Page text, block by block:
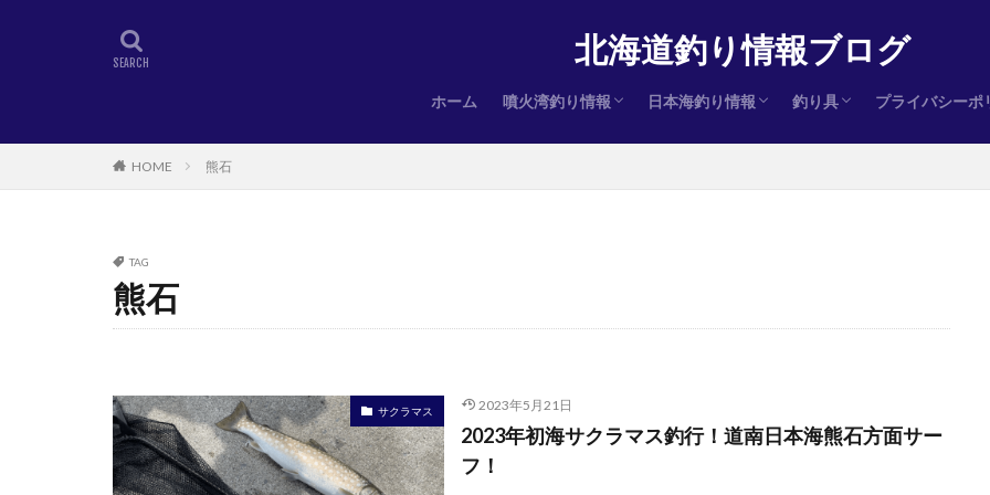
北海道釣り情報ブログ
ホーム 噴火湾釣り情報
ヒラメ
サクラマス
アキアジ（鮭）
日本海釣り情報
ヒラメ
サクラマス
アキアジ（鮭）
釣り具
ヒラメ
サクラマス
アキアジ（鮭）
インプレ
プライバシーポ
HOME 熊石
TAG
熊石
サクラマス 2023年5月21日
2023年初海サクラマス釣行！道南日本海熊石方面サー
フ！